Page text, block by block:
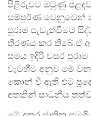
පිළිරුවට ඔටුණු
සම්පූර්ණ වෙනුවෙන්
පුරාම පැවැත්වීමට
තීරණය කර තිබේ.ඒ
සමය ඉදිරි වසර
වැටහීම අනුව මේ
කොන් වී ඇති එම
අතකින් සාධනීය